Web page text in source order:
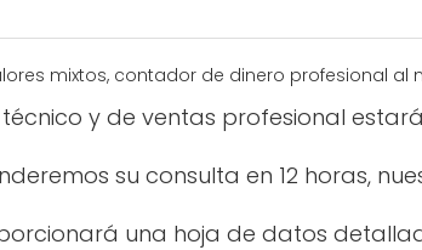
técnico y de ventas profesional
su consulta en 12 horas,
una hoja de datos